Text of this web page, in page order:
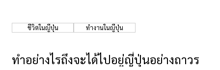
ชีวิตในญี่ปุ่น ทำงานในญี่ปุ่น
ทำอย่างไรถึงจะได้ไปอยู่ญี่ปุ่นอย่างถาวร